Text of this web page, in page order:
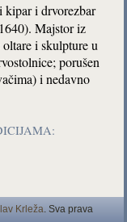
kipar i drvorezbar
Majstor iz
i skulpture u
porušen
i nedavno
Krleža . Sva prava